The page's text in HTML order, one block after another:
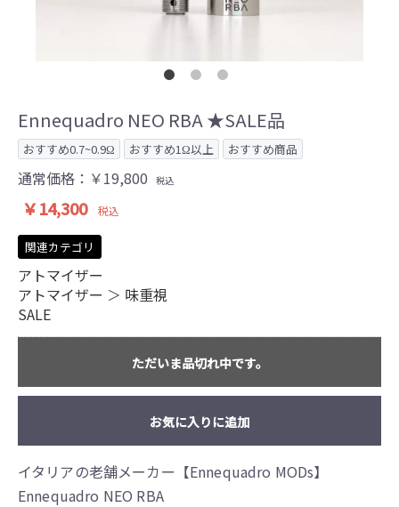
Ennequadro NEO RBA ★SALE品
おすすめ0.7~0.9Ω おすすめ1Ω以上 おすすめ商品
通常価格：￥19,800 税込
￥14,300 税込
関連カテゴリ
アトマイザー
アトマイザー ＞ 味重視
SALE
ただいま品切れ中です。
お気に入りに追加
イタリアの老舗メーカー【Ennequadro MODs】
Ennequadro NEO RBA